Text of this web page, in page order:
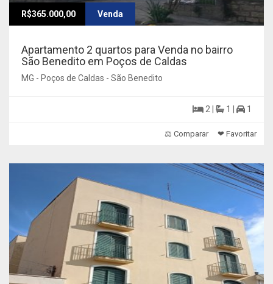
R$365.000,00 Venda
Apartamento 2 quartos para Venda no bairro
São Benedito em Poços de Caldas
MG - Poços de Caldas - São Benedito
2 | 1 | 1
⚖ Comparar ❤ Favoritar